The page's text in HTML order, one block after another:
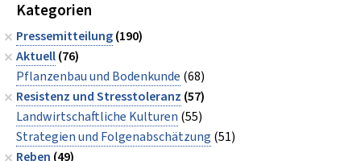
Kategorien
Pressemitteilung(190)
Aktuell(76)
Pflanzenbau und Bodenkunde (68)
Resistenz und Stresstoleranz (57)
Landwirtschaftliche Kulturen (55)
Strategien und Folgenabschätzung (51)
Reben (49)